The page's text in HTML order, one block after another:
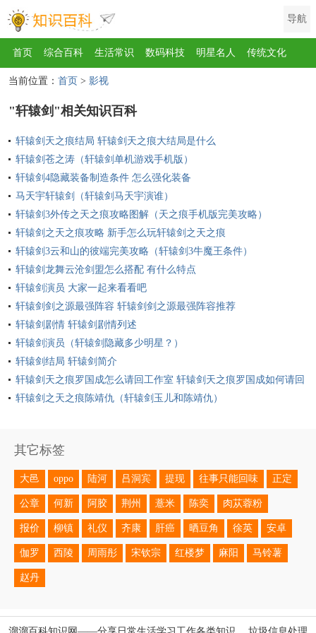
导航
首页 综合百科 生活常识 数码科技 明星名人 传统文化
互联网 健康 影视
运动 游戏 家电 地理 房产
歌曲 动物 植物
当前位置： 首页 > 影视
"轩辕剑"相关知识百科
轩辕剑天之痕结局 轩辕剑天之痕大结局是什么
轩辕剑苍之涛（轩辕剑单机游戏手机版）
轩辕剑4隐藏装备制造条件 怎么强化装备
马天宇轩辕剑（轩辕剑马天宇演谁）
轩辕剑3外传之天之痕攻略图解（天之痕手机版完美攻略）
轩辕剑之天之痕攻略 新手怎么玩轩辕剑之天之痕
轩辕剑3云和山的彼端完美攻略（轩辕剑3牛魔王条件）
轩辕剑龙舞云沧剑盟怎么搭配 有什么特点
轩辕剑演员 大家一起来看看吧
轩辕剑剑之源最强阵容 轩辕剑剑之源最强阵容推荐
轩辕剑剧情 轩辕剑剧情列述
轩辕剑演员（轩辕剑隐藏多少明星？）
轩辕剑结局 轩辕剑简介
轩辕剑天之痕罗国成怎么请回工作室 轩辕剑天之痕罗国成如何请回
工作室
轩辕剑之天之痕陈靖仇（轩辕剑玉儿和陈靖仇）
其它标签
大邑 oppo 陆河 吕洞宾 提现 往事只能回味 正定
公章 何新 阿胶 荆州 薏米 陈奕 肉苁蓉粉
报价 柳镇 礼仪 齐康 肝癌 晒豆角 徐英 安卓
伽罗 西陵 周雨彤 宋钦宗 红楼梦 麻阳 马铃薯
赵丹